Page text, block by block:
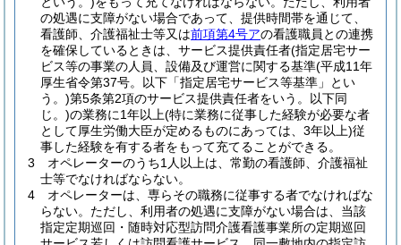
の処遇に支障がない場合であって、提供時間帯を通じて、
看護師、介護福祉士等又は前項第4号アの看護職員との連携
を確保しているときは、サービス提供責任者(指定居宅サー
ビス等の事業の人員、設備及び運営に関する基準(平成11年
厚生省令第37号。以下「指定居宅サービス等基準」とい
う。)第5条第2項のサービス提供責任者をいう。以下同
じ。)の業務に1年以上(特に業務に従事した経験が必要な者
として厚生労働大臣が定めるものにあっては、3年以上)従
事した経験を有する者をもって充てることができる。
3
オペレーターのうち1人以上は、常勤の看護師、介護福祉
士等でなければならない。
4
オペレーターは、専らその職務に従事する者でなければな
らない。 ただし、利用者の処遇に支障がない場合は、当該
指定定期巡回・随時対応型訪問介護看護事業所の定期巡回